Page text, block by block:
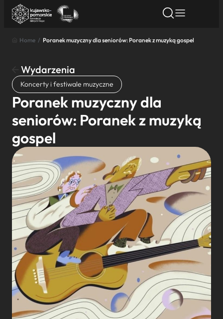
Znajdź atrakcję
Nazwa atrakcji
Miasto
Kategoria
Wyszukaj
Home / Poranek muzyczny dla seniorów: Poranek z muzyką gospel
Wydarzenia
Koncerty i festiwale muzyczne
Poranek muzyczny dla
seniorów: Poranek z muzyką
gospel